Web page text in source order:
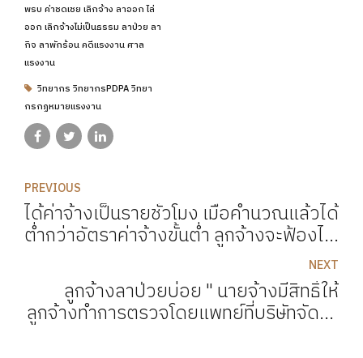
พรบ ค่าชดเชย เลิกจ้าง ลาออก ไล่
ออก เลิกจ้างไม่เป็นธรรม ลาป่วย ลา
กิจ ลาพักร้อน คดีแรงงาน ศาล
แรงงาน
วิทยากร วิทยากรPDPA วิทยา
กรกฏหมายแรงงาน
PREVIOUS
ได้ค่าจ้างเป็นรายชั่วโมง เมื่อคำนวณแล้วได้
ต่ำกว่าอัตราค่าจ้างขั้นต่ำ ลูกจ้างจะฟ้องได้
NEXT
ลูกจ้างลาป่วยบ่อย " นายจ้างมีสิทธิ์ให้
ลูกจ้างทำการตรวจโดยแพทย์ที่บริษัทจัดหา